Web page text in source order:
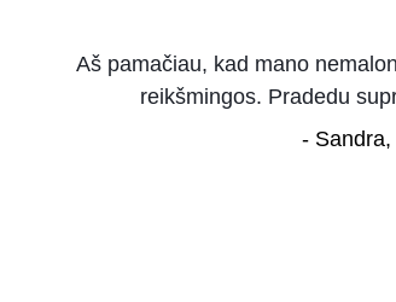
Aš pamačiau, kad mano
reikšmingos. Pradedu
-